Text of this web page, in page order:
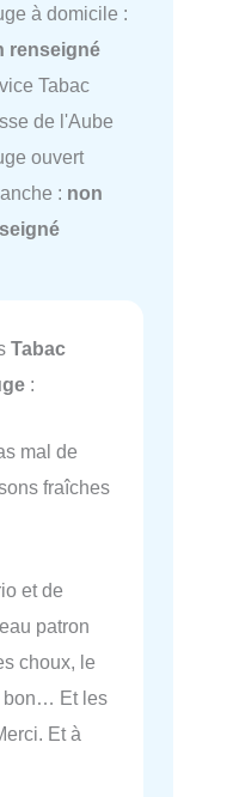
à domicile :
renseigné
Tabac
de l'Aube
ouvert
: non
Tabac
:
mal de
fraîches
et de
patron
choux, le
bon… Et les
Et à